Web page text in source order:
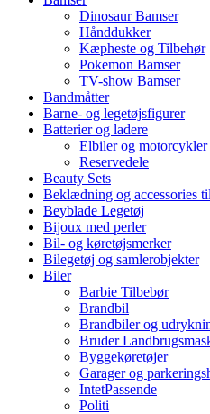
Dinosaur Bamser
Hånddukker
Kæpheste og Tilbehør
Pokemon Bamser
TV-show Bamser
Bandmåtter
Barne- og legetøjsfigurer
Batterier og ladere
Elbiler og
Reservedele
Beauty Sets
Beklædning og accessories
Beyblade Legetøj
Bijoux med perler
Bil- og køretøjsmerker
Bilegetøj og samlerobjekter
Biler
Barbie Tilbebør
Brandbil
Brandbiler og
Bruder
Byggekøretøjer
Garager og
IntetPassende
Politi